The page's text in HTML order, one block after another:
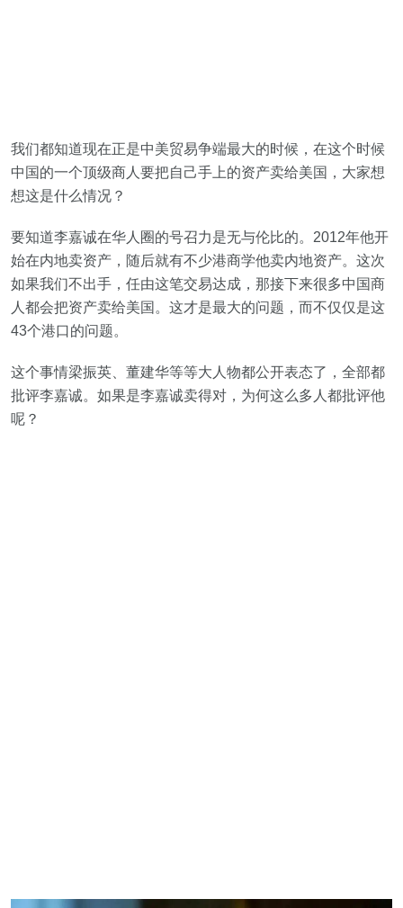
我们都知道现在正是中美贸易争端最大的时候，在这个时候
中国的一个顶级商人要把自己手上的资产卖给美国，大家想
想这是什么情况？
要知道李嘉诚在华人圈的号召力是无与伦比的。2012年他开
始在内地卖资产，随后就有不少港商学他卖内地资产。这次
如果我们不出手，任由这笔交易达成，那接下来很多中国商
人都会把资产卖给美国。这才是最大的问题，而不仅仅是这
43个港口的问题。
这个事情梁振英、董建华等等大人物都公开表态了，全部都
批评李嘉诚。如果是李嘉诚卖得对，为何这么多人都批评他
呢？